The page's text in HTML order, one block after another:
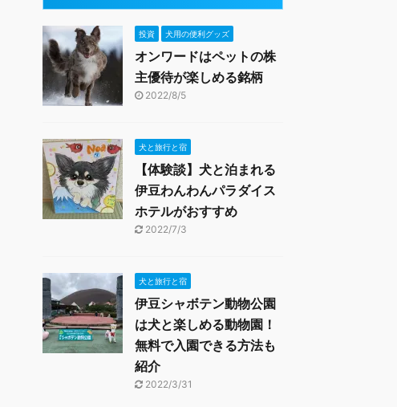
投資 犬用の便利グッズ
オンワードはペットの株
主優待が楽しめる銘柄
2022/8/5
犬と旅行と宿
【体験談】犬と泊まれる
伊豆わんわんパラダイス
ホテルがおすすめ
2022/7/3
犬と旅行と宿
伊豆シャボテン動物公園
は犬と楽しめる動物園！
無料で入園できる方法も
紹介
2022/3/31